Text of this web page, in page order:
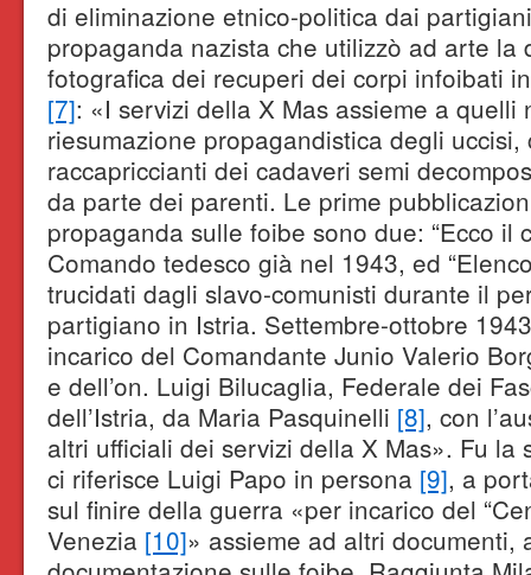
di eliminazione etnico-politica dai
propaganda nazista che utilizzò ad arte la
fotografica dei recuperi dei corpi infoibati
[7]: «I servizi della X Mas assieme a quelli
riesumazione propagandistica degli
raccapriccianti dei cadaveri semi
da parte dei parenti. Le prime
propaganda sulle foibe sono due: “Ecco il
Comando tedesco già nel 1943, ed
trucidati dagli slavo-comunisti durante il
partigiano in Istria. Settembre-ottobre
incarico del Comandante Junio Valerio
e dell’on. Luigi Bilucaglia, Federale dei
dell’Istria, da Maria Pasquinelli [8], con
altri ufficiali dei servizi della X Mas». Fu la
ci riferisce Luigi Papo in persona [9], a
sul finire della guerra «per incarico del
Venezia [10]» assieme ad altri documenti,